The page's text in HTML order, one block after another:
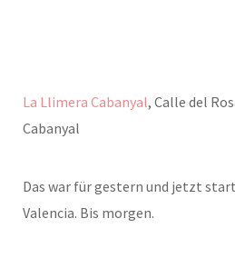
La Llimera Cabanyal, Calle del
Cabanyal
Das war für gestern und jetzt
Valencia. Bis morgen.